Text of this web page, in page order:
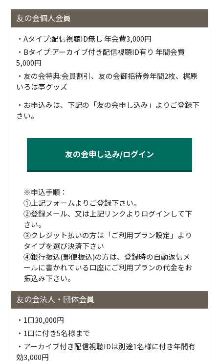
友の会個人会員
・Aタイプ:配信視聴ID無し 年会費3,000円
・Bタイプ:アーカイブ付き配信視聴ID有り 年間会費
5,000円
・友の会特典:会員割引、友の会御招待券年間2枚、梶原
いろは亭グッズ
・お申込みは、下記の「友の会申し込み」よりご登録下
さい。
友の会申し込み/ログイン
※申込手順：
①上記フォームよりご登録下さい。
②登録メール、又は上記リンクよりログインして下
さい。
③クレジット払いの方は「ご利用プラン設定」より
タイプを選び決済下さい
④銀行振込(郵便振込)の方は、登録時の自動返信メ
ールに書かれている口座にご利用プランの代金をお
振込み下さい。
友の会法人・団体会員
・1口30,000円
・1口に付き5名様まで
・アーカイブ付き配信視聴IDは別途1名様に付き年間有
効3,000円